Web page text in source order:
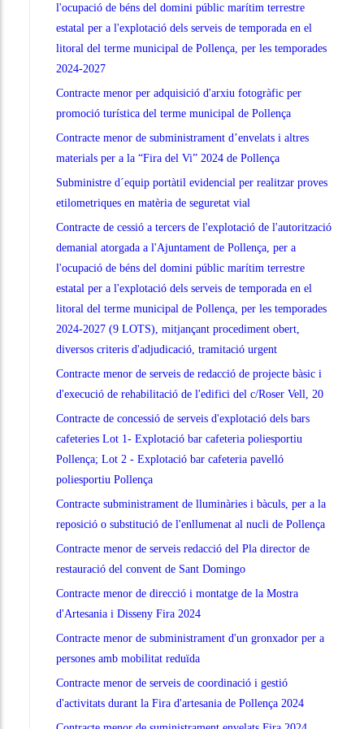
l'ocupació de béns del domini públic marítim terrestre
estatal per a l'explotació dels serveis de temporada en el
litoral del terme municipal de Pollença, per les temporades
2024-2027
Contracte menor per adquisició d'arxiu fotogràfic per
promoció turística del terme municipal de Pollença
Contracte menor de subministrament d’envelats i altres
materials per a la “Fira del Vi” 2024 de Pollença
Subministre d´equip portàtil evidencial per realitzar proves
etilometriques en matèria de seguretat vial
Contracte de cessió a tercers de l'explotació de l'autorització
demanial atorgada a l'Ajuntament de Pollença, per a
l'ocupació de béns del domini públic marítim terrestre
estatal per a l'explotació dels serveis de temporada en el
litoral del terme municipal de Pollença, per les temporades
2024-2027 (9 LOTS), mitjançant procediment obert,
diversos criteris d'adjudicació, tramitació urgent
Contracte menor de serveis de redacció de projecte bàsic i
d'execució de rehabilitació de l'edifici del c/Roser Vell, 20
Contracte de concessió de serveis d'explotació dels bars
cafeteries Lot 1- Explotació bar cafeteria poliesportiu
Pollença; Lot 2 - Explotació bar cafeteria pavelló
poliesportiu Pollença
Contracte subministrament de lluminàries i bàculs, per a la
reposició o substitució de l'enllumenat al nucli de Pollença
Contracte menor de serveis redacció del Pla director de
restauració del convent de Sant Domingo
Contracte menor de direcció i montatge de la Mostra
d'Artesania i Disseny Fira 2024
Contracte menor de subministrament d'un gronxador per a
persones amb mobilitat reduïda
Contracte menor de serveis de coordinació i gestió
d'activitats durant la Fira d'artesania de Pollença 2024